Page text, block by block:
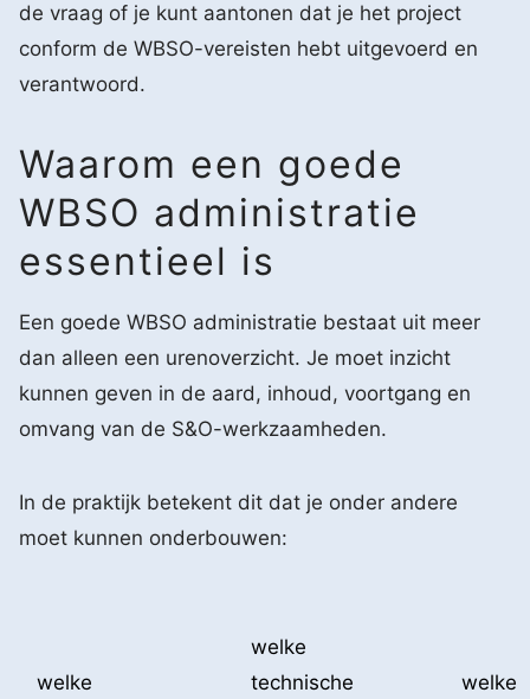
de vraag of je kunt aantonen dat je het project
conform de WBSO-vereisten hebt uitgevoerd en
verantwoord.
Waarom een goede
WBSO administratie
essentieel is
Een goede WBSO administratie bestaat uit meer
dan alleen een urenoverzicht. Je moet inzicht
kunnen geven in de aard, inhoud, voortgang en
omvang van de S&O-werkzaamheden.
In de praktijk betekent dit dat je onder andere
moet kunnen onderbouwen:
welke
welke
technische
welke